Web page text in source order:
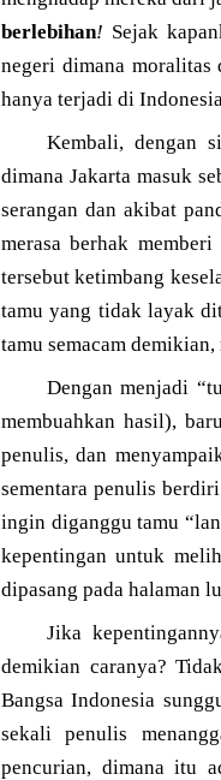
berlebihan! Sejak
negeri dimana
hanya terjadi di
Kembali, dengan
dimana Jakarta masuk
serangan dan akibat
merasa berhak
tersebut ketimbang
tamu yang tidak layak
tamu semacam
Dengan menjadi
membuahkan hasil),
penulis, dan
sementara penulis
ingin diganggu tamu
kepentingan untuk
dipasang pada halaman
Jika
demikian caranya?
Bangsa Indonesia
sekali penulis
pencurian, dimana itu